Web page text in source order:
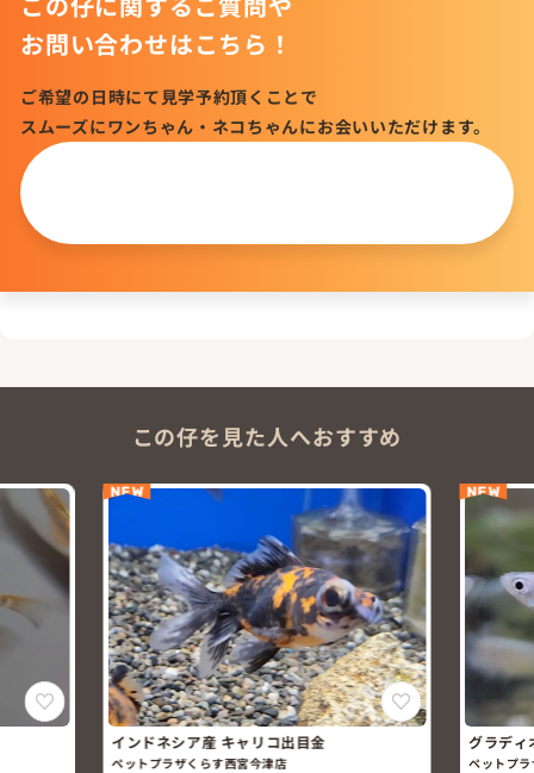
お問い合わせはこちら！
ご希望の日時にて見学予約頂くことで
スムーズにワンちゃん・ネコちゃんにお会いいただけます。
この仔を見た人へおすすめ
NEW
インドネシア産 キャリコ出目金
ペットプラザくらす西宮今津店
NEW
グラディ
ペットプ